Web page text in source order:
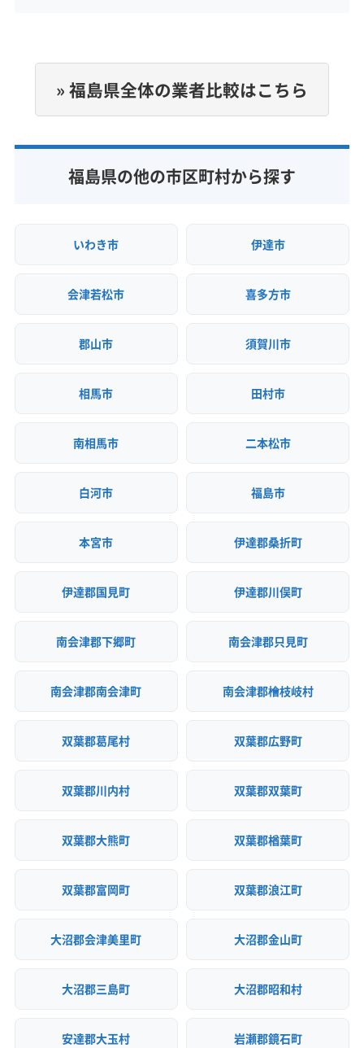
0246-88-9449
» 福島県全体の業者比較はこちら
福島県の他の市区町村から探す
いわき市 伊達市
会津若松市 喜多方市
郡山市 須賀川市
相馬市 田村市
南相馬市 二本松市
白河市 福島市
本宮市 伊達郡桑折町
伊達郡国見町 伊達郡川俣町
南会津郡下郷町 南会津郡只見町
南会津郡南会津町 南会津郡檜枝岐村
双葉郡葛尾村 双葉郡広野町
双葉郡川内村 双葉郡双葉町
双葉郡大熊町 双葉郡楢葉町
双葉郡富岡町 双葉郡浪江町
大沼郡会津美里町 大沼郡金山町
大沼郡三島町 大沼郡昭和村
安達郡大玉村 岩瀬郡鏡石町